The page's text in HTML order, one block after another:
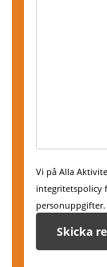
Vi på Alla
integritetspolicy
personuppgifter.